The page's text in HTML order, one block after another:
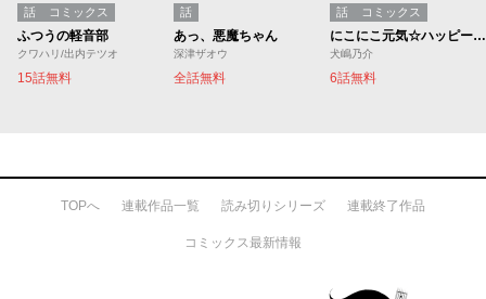
話 コミックス
ふつうの軽音部
クワハリ/出内テツオ
15話無料
話
あっ、悪魔ちゃん
深津ザオウ
全話無料
話 コミックス
にこにこ元気☆ハッピーちゃん
犬嶋乃介
6話無料
TOPへ 連載作品一覧 読み切りシリーズ 連載終了作品
コミックス最新情報